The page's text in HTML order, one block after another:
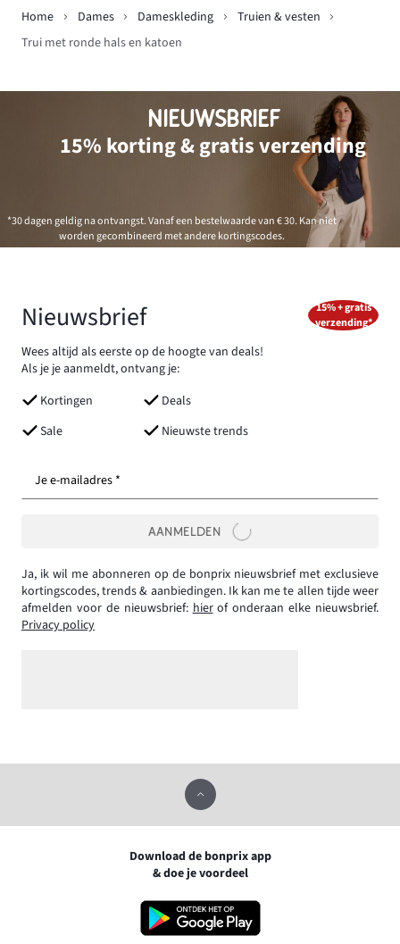
Home Dames Dameskleding
Truien & vesten
Trui met ronde hals en katoen
NIEUWSBRIEF
15% korting & gratis verzending
*30 dagen geldig na ontvangst. Vanaf een bestelwaarde van € 30. Kan niet
worden gecombineerd met andere kortingscodes.
Nieuwsbrief
Wees altijd als eerste op de hoogte van deals!
Als je je aanmeldt, ontvang je:
Kortingen
Deals
Sale
Nieuwste trends
15% + gratis
verzending*
Je e-mailadres *
AANMELDEN
Ja, ik wil me abonneren op de bonprix nieuwsbrief met exclusieve
kortingscodes, trends & aanbiedingen. Ik kan me te allen tijde weer
afmelden voor de nieuwsbrief:hierof onderaan elke nieuwsbrief.
Privacy policy
Download de bonprix app
& doe je voordeel